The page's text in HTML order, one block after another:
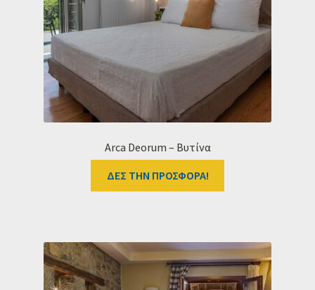
Ταμείο
HOME
Arca Deorum – Βυτίνα
ΔΕΣ ΤΗΝ ΠΡΟΣΦΟΡΑ!